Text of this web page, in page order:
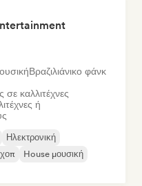
Βραζιλιάνικο φάνκ
καλλιτέχνες
ή
Ηλεκτρονική
House μουσική